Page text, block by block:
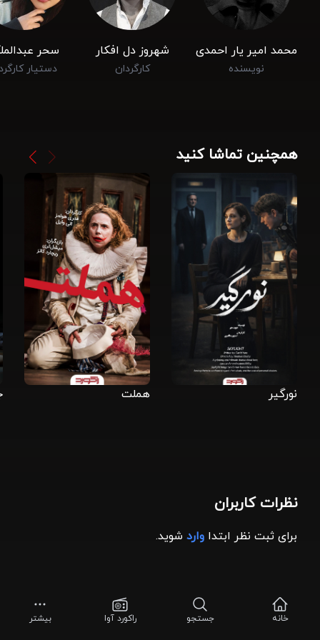
محمد امیر یار احمدی
نویسنده
شهروز دل افکار
کارگردان
سحر
دستیار
همچنین تماشا کنید
نورگیر هملت
نظرات کاربران
برای ثبت نظر ابتدا وارد شوید.
خانه جستجو راکورد آوا بیشتر